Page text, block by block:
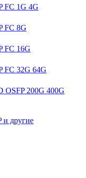
FC 1G 4G
FC 8G
FC 16G
FC 32G 64G
OSFP 200G 400G
и другие